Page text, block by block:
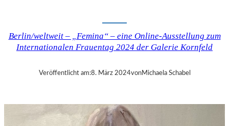
Berlin/weltweit – „Femina“ – eine Online-Ausstellung zum
Internationalen Frauentag 2024 der Galerie Kornfeld
Veröffentlicht am:8. März 2024vonMichaela Schabel